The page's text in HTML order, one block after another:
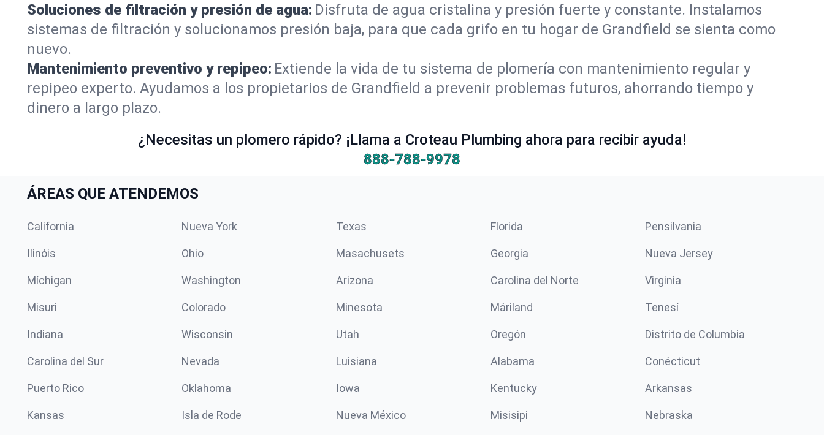
Soluciones de filtración y presión de agua: Disfruta de agua cristalina y presión fuerte y constante. Instalamos
sistemas de filtración y solucionamos presión baja, para que cada grifo en tu hogar de Grandfield se sienta como
nuevo.
Mantenimiento preventivo y repipeo: Extiende la vida de tu sistema de plomería con mantenimiento regular y
repipeo experto. Ayudamos a los propietarios de Grandfield a prevenir problemas futuros, ahorrando tiempo y
dinero a largo plazo.
¿Necesitas un plomero rápido? ¡Llama a Croteau Plumbing ahora para recibir ayuda!
888-788-9978
ÁREAS QUE ATENDEMOS
California Nueva York Texas Florida Pensilvania
Ilinóis Ohio Masachusets Georgia Nueva Jersey
Míchigan Washington Arizona Carolina del Norte Virginia
Misuri Colorado Minesota Máriland Tenesí
Indiana Wisconsin Utah Oregón Distrito de Columbia
Carolina del Sur Nevada Luisiana Alabama Conécticut
Puerto Rico Oklahoma Iowa Kentucky Arkansas
Kansas Isla de Rode Nueva México Misisipi Nebraska